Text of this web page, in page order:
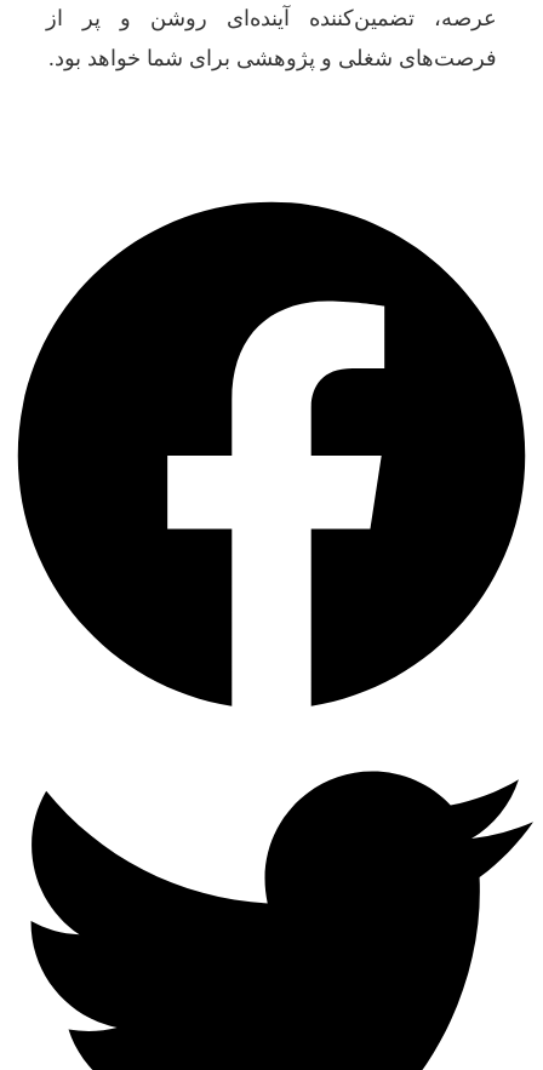
عرصه، تضمین‌کننده آینده‌ای روشن و پر از
فرصت‌های شغلی و پژوهشی برای شما خواهد بود.